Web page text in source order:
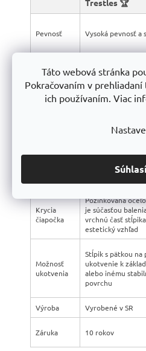
Táto webová stránka
Pokračovaním v
ich používaním. Viac
Pevnosť Vysoká pevnosť a
Montáž
Jednoduchá
súčasťou balenia
Robustná oceľová
Protikorózny zinok
Krycia
čiapočka
Pozinkovaná
je súčasťou
vrchnú časť
estetický vzhľad
Možnosť
ukotvenia
Stĺpik s pätkou na
ukotvenie k
alebo inému
povrchu
Výroba Vyrobené v SR
Záruka 10 rokov